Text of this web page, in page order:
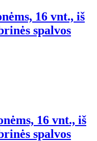
16 vnt., iš
spalvos
16 vnt., iš
spalvos